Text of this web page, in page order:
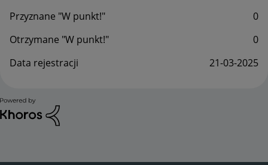
Przyznane "W punkt!"
0
Otrzymane "W punkt!"
0
Data rejestracji
‎21-03-2025